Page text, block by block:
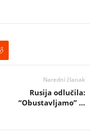
Naredni članak
Rusija odlučila:
“Obustavljamo” …